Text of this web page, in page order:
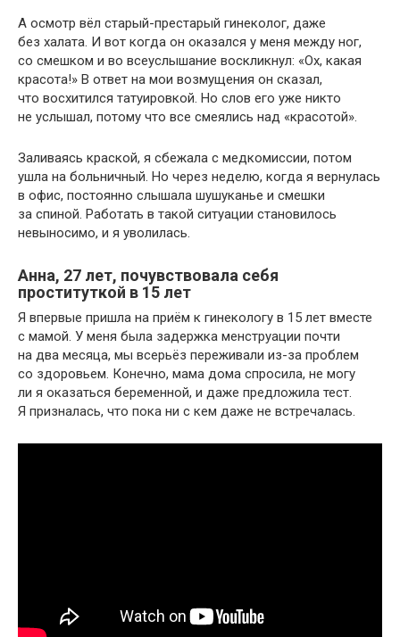
А осмотр вёл старый-престарый гинеколог, даже
без халата. И вот когда он оказался у меня между ног,
со смешком и во всеуслышание воскликнул: «Ох, какая
красота!» В ответ на мои возмущения он сказал,
что восхитился татуировкой. Но слов его уже никто
не услышал, потому что все смеялись над «красотой».
Заливаясь краской, я сбежала с медкомиссии, потом
ушла на больничный. Но через неделю, когда я вернулась
в офис, постоянно слышала шушуканье и смешки
за спиной. Работать в такой ситуации становилось
невыносимо, и я уволилась.
Анна, 27 лет, почувствовала себя
проституткой в 15 лет
Я впервые пришла на приём к гинекологу в 15 лет вместе
с мамой. У меня была задержка менструации почти
на два месяца, мы всерьёз переживали из-за проблем
со здоровьем. Конечно, мама дома спросила, не могу
ли я оказаться беременной, и даже предложила тест.
Я призналась, что пока ни с кем даже не встречалась.